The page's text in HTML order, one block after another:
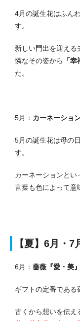
4月の誕生花はふん
す。
新しい門出を迎え
憐なその姿から
「
た。
5月： カーネーショ
5月の誕生花は母の
す。
カーネーションと
言葉も色によって意
【夏】6月・7
6月： 薔薇『愛・美』
ギフトの定番である
古くから想いを伝え